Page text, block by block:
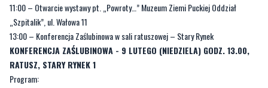
11:00 – Otwarcie wystawy pt. „Powroty…” Muzeum Ziemi Puckiej Oddział
„Szpitalik”, ul. Wałowa 11
13:00 – Konferencja Zaślubinowa w sali ratuszowej – Stary Rynek
KONFERENCJA ZAŚLUBINOWA - 9 LUTEGO (NIEDZIELA) GODZ. 13.00,
RATUSZ, STARY RYNEK 1
Program: